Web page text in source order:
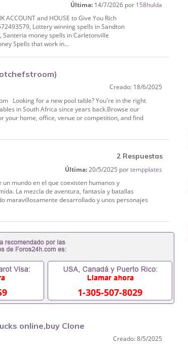
Última: 14/7/2026 por 158hulda
and HOUSE to Give You Rich
Lottery winning spells in Sandton
money spells in Carletonville
Spells that work in...
Creado: 18/6/2025
Looking for a new pool table? You're in the right
in South Africa since years back.Browse our
your home, office, venue or competition, and find
2 Respuestas
Última:20/5/2025 portempplates
mundo en el que coexisten humanos y
La mezcla de aventura, fantasía y batallas
maravillosamente desarrollado y unos personajes
1-305-507-8029
online,buy Clone
Creado: 8/5/2025